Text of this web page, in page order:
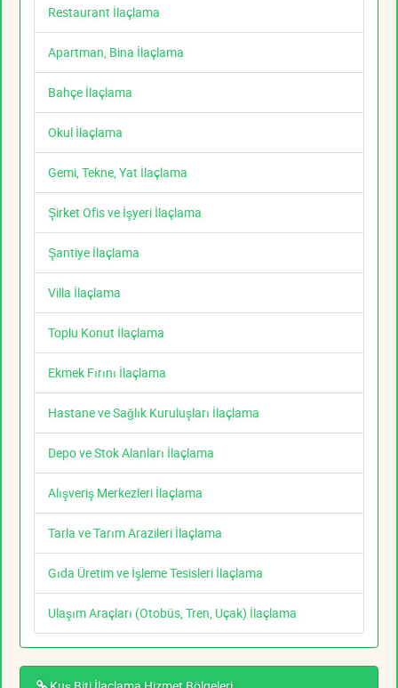
Restaurant İlaçlama
Apartman, Bina İlaçlama
Bahçe İlaçlama
Okul İlaçlama
Gemi, Tekne, Yat İlaçlama
Şirket Ofis ve İşyeri İlaçlama
Şantiye İlaçlama
Villa İlaçlama
Toplu Konut İlaçlama
Ekmek Fırını İlaçlama
Hastane ve Sağlık Kuruluşları İlaçlama
Depo ve Stok Alanları İlaçlama
Alışveriş Merkezleri İlaçlama
Tarla ve Tarım Arazileri İlaçlama
Gıda Üretim ve İşleme Tesisleri İlaçlama
Ulaşım Araçları (Otobüs, Tren, Uçak) İlaçlama